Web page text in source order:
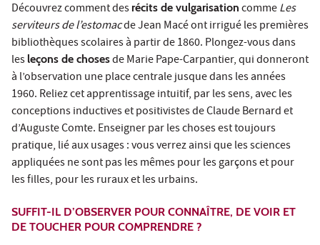
Découvrez comment des récits de vulgarisation commeLes
serviteurs de l’estomacde Jean Macé ont irrigué les premières
bibliothèques scolaires à partir de 1860. Plongez-vous dans
les leçons de chosesde Marie Pape-Carpantier, qui donneront
à l’observation une place centrale jusque dans les années
1960. Reliez cet apprentissage intuitif, par les sens, avec les
conceptions inductives et positivistes de Claude Bernard et
d’Auguste Comte. Enseigner par les choses est toujours
pratique, lié aux usages : vous verrez ainsi que les sciences
appliquées ne sont pas les mêmes pour les garçons et pour
les filles, pour les ruraux et les urbains.
SUFFIT-IL D’OBSERVER POUR CONNAÎTRE, DE VOIR ET
DE TOUCHER POUR COMPRENDRE ?